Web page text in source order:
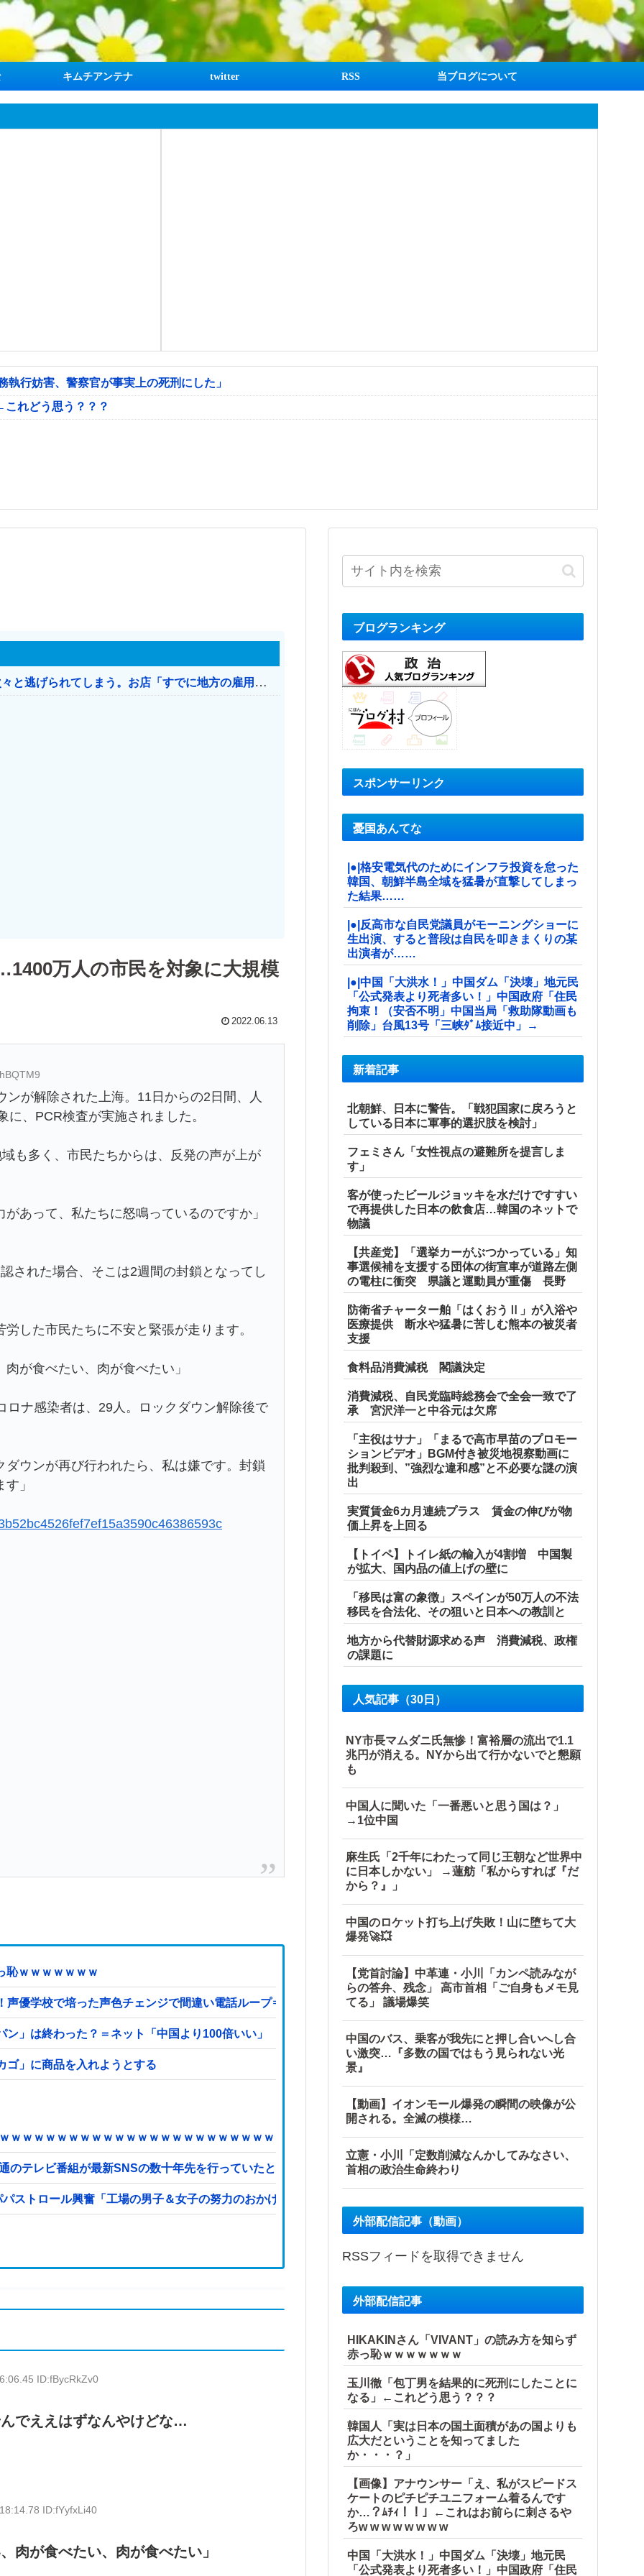
キムチアンテナ twitter RSS 当ブログについて
行妨害、警察官が事実上の死刑にした」
れどう思う？？？
日本のお店、時給1500円でもミャンマー人に次々と逃げられてしまう。お店「すでに地方の雇用は崩壊」
万人の市民を対象に大規模
2022.06.13
が解除された上海。11日からの2日間、人
、PCR検査が実施されました。
も多く、市民たちからは、反発の声が上が
あって、私たちに怒鳴っているのですか」
れた場合、そこは2週間の封鎖となってし
した市民たちに不安と緊張が走ります。
が食べたい、肉が食べたい」
ナ感染者は、29人。ロックダウン解除後で
ウンが再び行われたら、私は嫌です。封鎖
」
恥ｗｗｗｗｗｗｗ
声優学校で培った声色チェンジで間違い電話ループ⇒極道になりすましてドス声で脅した結果←声優スキルの無駄遣いが最
」は終わった？＝ネット「中国より100倍いい」
ゴ」に商品を入れようとする
ｗｗｗｗｗｗｗｗｗｗｗｗｗｗｗｗｗｗｗｗｗｗｗｗｗｗｗｗｗｗｗｗｗｗｗｗｗ
テレビ番組が最新SNSの数十年先を行っていたと話題に
ストロール興奮「工場の男子＆女子の努力のおかげ」他
ID:fBycRkZv0
でええはずなんやけどな…
ID:fYyfxLi40
肉が食べたい、肉が食べたい」
ブログランキング
スポンサーリンク
憂国あんてな
|●|格安電気代のためにインフラ投資を怠った
韓国、朝鮮半島全域を猛暑が直撃してしまっ
た結果……
|●|反高市な自民党議員がモーニングショーに
生出演、すると普段は自民を叩きまくりの某
出演者が……
|●|中国「大洪水！」中国ダム「決壊」地元民
「公式発表より死者多い！」中国政府「住民
拘束！（安否不明」中国当局「救助隊動画も
削除」台風13号「三峡ﾀﾞﾑ接近中」→
新着記事
北朝鮮、日本に警告。「戦犯国家に戻ろうと
している日本に軍事的選択肢を検討」
フェミさん「女性視点の避難所を提言しま
す」
客が使ったビールジョッキを水だけですすい
で再提供した日本の飲食店…韓国のネットで
物議
【共産党】「選挙カーがぶつかっている」知
事選候補を支援する団体の街宣車が道路左側
の電柱に衝突 県議と運動員が重傷 長野
防衛省チャーター舶「はくおうⅡ」が入浴や
医療提供 断水や猛暑に苦しむ熊本の被災者
支援
食料品消費減税 閣議決定
消費減税、自民党臨時総務会で全会一致で了
承 宮沢洋一と中谷元は欠席
「主役はサナ」「まるで高市早苗のプロモー
ションビデオ」BGM付き被災地視察動画に
批判殺到、”強烈な違和感”と不必要な謎の演
出
実質賃金6カ月連続プラス 賃金の伸びが物
価上昇を上回る
【トイペ】トイレ紙の輸入が4割増 中国製
が拡大、国内品の値上げの壁に
「移民は富の象徴」スペインが50万人の不法
移民を合法化、その狙いと日本への教訓と
地方から代替財源求める声 消費減税、政権
の課題に
人気記事（30日）
NY市長マムダニ氏無惨！富裕層の流出で1.1
兆円が消える。NYから出て行かないでと懇願
も
中国人に聞いた「一番悪いと思う国は？」
→1位中国
麻生氏「2千年にわたって同じ王朝など世界中
に日本しかない」 →蓮舫「私からすれば『だ
から？』」
中国のロケット打ち上げ失敗！山に堕ちて大
爆発🚀💥
【党首討論】中革連・小川「カンペ読みなが
らの答弁、残念」 高市首相「ご自身もメモ見
てる」 議場爆笑
中国のバス、乗客が我先にと押し合いへし合
い激突…『多数の国ではもう見られない光
景』
【動画】イオンモール爆発の瞬間の映像が公
開される。全滅の模様…
立憲・小川「定数削減なんかしてみなさい、
首相の政治生命終わり
外部配信記事（動画）
RSSフィードを取得できません
外部配信記事
HIKAKINさん「VIVANT」の読み方を知らず
赤っ恥ｗｗｗｗｗｗｗ
玉川徹「包丁男を結果的に死刑にしたことに
なる」←これどう思う？？？
韓国人「実は日本の国土面積があの国よりも
広大だということを知ってました
か・・・？」
【画像】アナウンサー「え、私がスピードス
ケートのピチピチユニフォーム着るんです
か…？ﾑﾁｨ！！」←これはお前らに刺さるや
ろw w w w w w w w
中国「大洪水！」中国ダム「決壊」地元民
「公式発表より死者多い！」中国政府「住民